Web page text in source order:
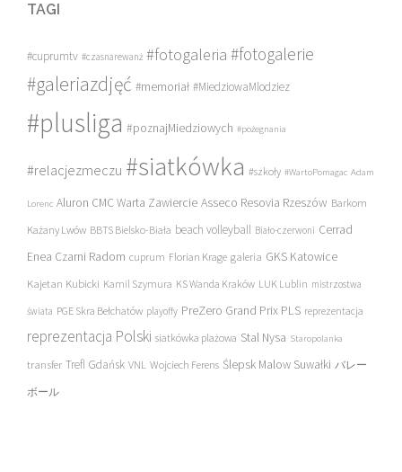
TAGI
#cuprumtv #czasnarewanż #fotogaleria #fotogalerie
#galeriazdjęć #memoriał #MiedziowaMlodziez
#plusliga #poznajMiedziowych #pożegnania
#relacjezmeczu #siatkówka #szkoły #WartoPomagac Adam
Lorenc Aluron CMC Warta Zawiercie Asseco Resovia Rzeszów Barkom
Każany Lwów BBTS Bielsko-Biała beach volleyball Biało-czerwoni Cerrad
Enea Czarni Radom cuprum Florian Krage galeria GKS Katowice
Kajetan Kubicki Kamil Szymura KS Wanda Kraków LUK Lublin mistrzostwa
świata PGE Skra Bełchatów playoffy PreZero Grand Prix PLS reprezentacja
reprezentacja Polski siatkówka plażowa Stal Nysa Staropolanka
transfer Trefl Gdańsk VNL Wojciech Ferens Ślepsk Malow Suwałki バレー
ボール